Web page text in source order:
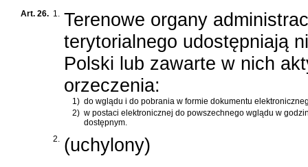
Art. 26. 1.
Terenowe organy
terytorialnego udostępniają
Polski lub zawarte w nich
orzeczenia:
1) do wglądu i do pobrania w formie dokumentu
2) w postaci elektronicznej do powszechnego wglądu w
dostępnym.
2.
(uchylony)